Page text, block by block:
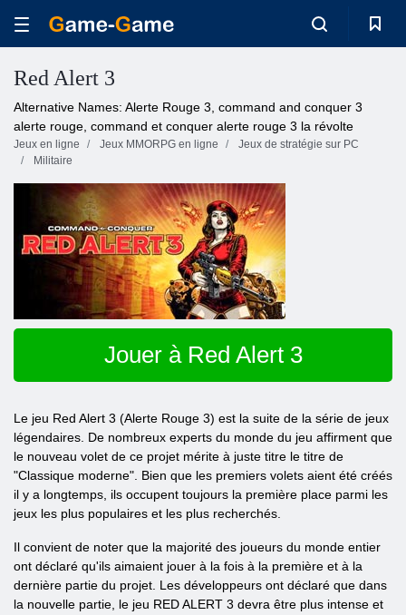
Red Alert 3
Alternative Names: Alerte Rouge 3, command and conquer 3
alerte rouge, command et conquer alerte rouge 3 la révolte
Jeux en ligne Jeux MMORPG en ligne
Jeux de stratégie sur PC
Militaire
Jouer à Red Alert 3
Le jeu Red Alert 3 (Alerte Rouge 3) est la suite de la série de jeux
légendaires. De nombreux experts du monde du jeu affirment que
le nouveau volet de ce projet mérite à juste titre le titre de
"Classique moderne". Bien que les premiers volets aient été créés
il y a longtemps, ils occupent toujours la première place parmi les
jeux les plus populaires et les plus recherchés.
Il convient de noter que la majorité des joueurs du monde entier
ont déclaré qu'ils aimaient jouer à la fois à la première et à la
dernière partie du projet. Les développeurs ont déclaré que dans
la nouvelle partie, le jeu RED ALERT 3 devra être plus intense et